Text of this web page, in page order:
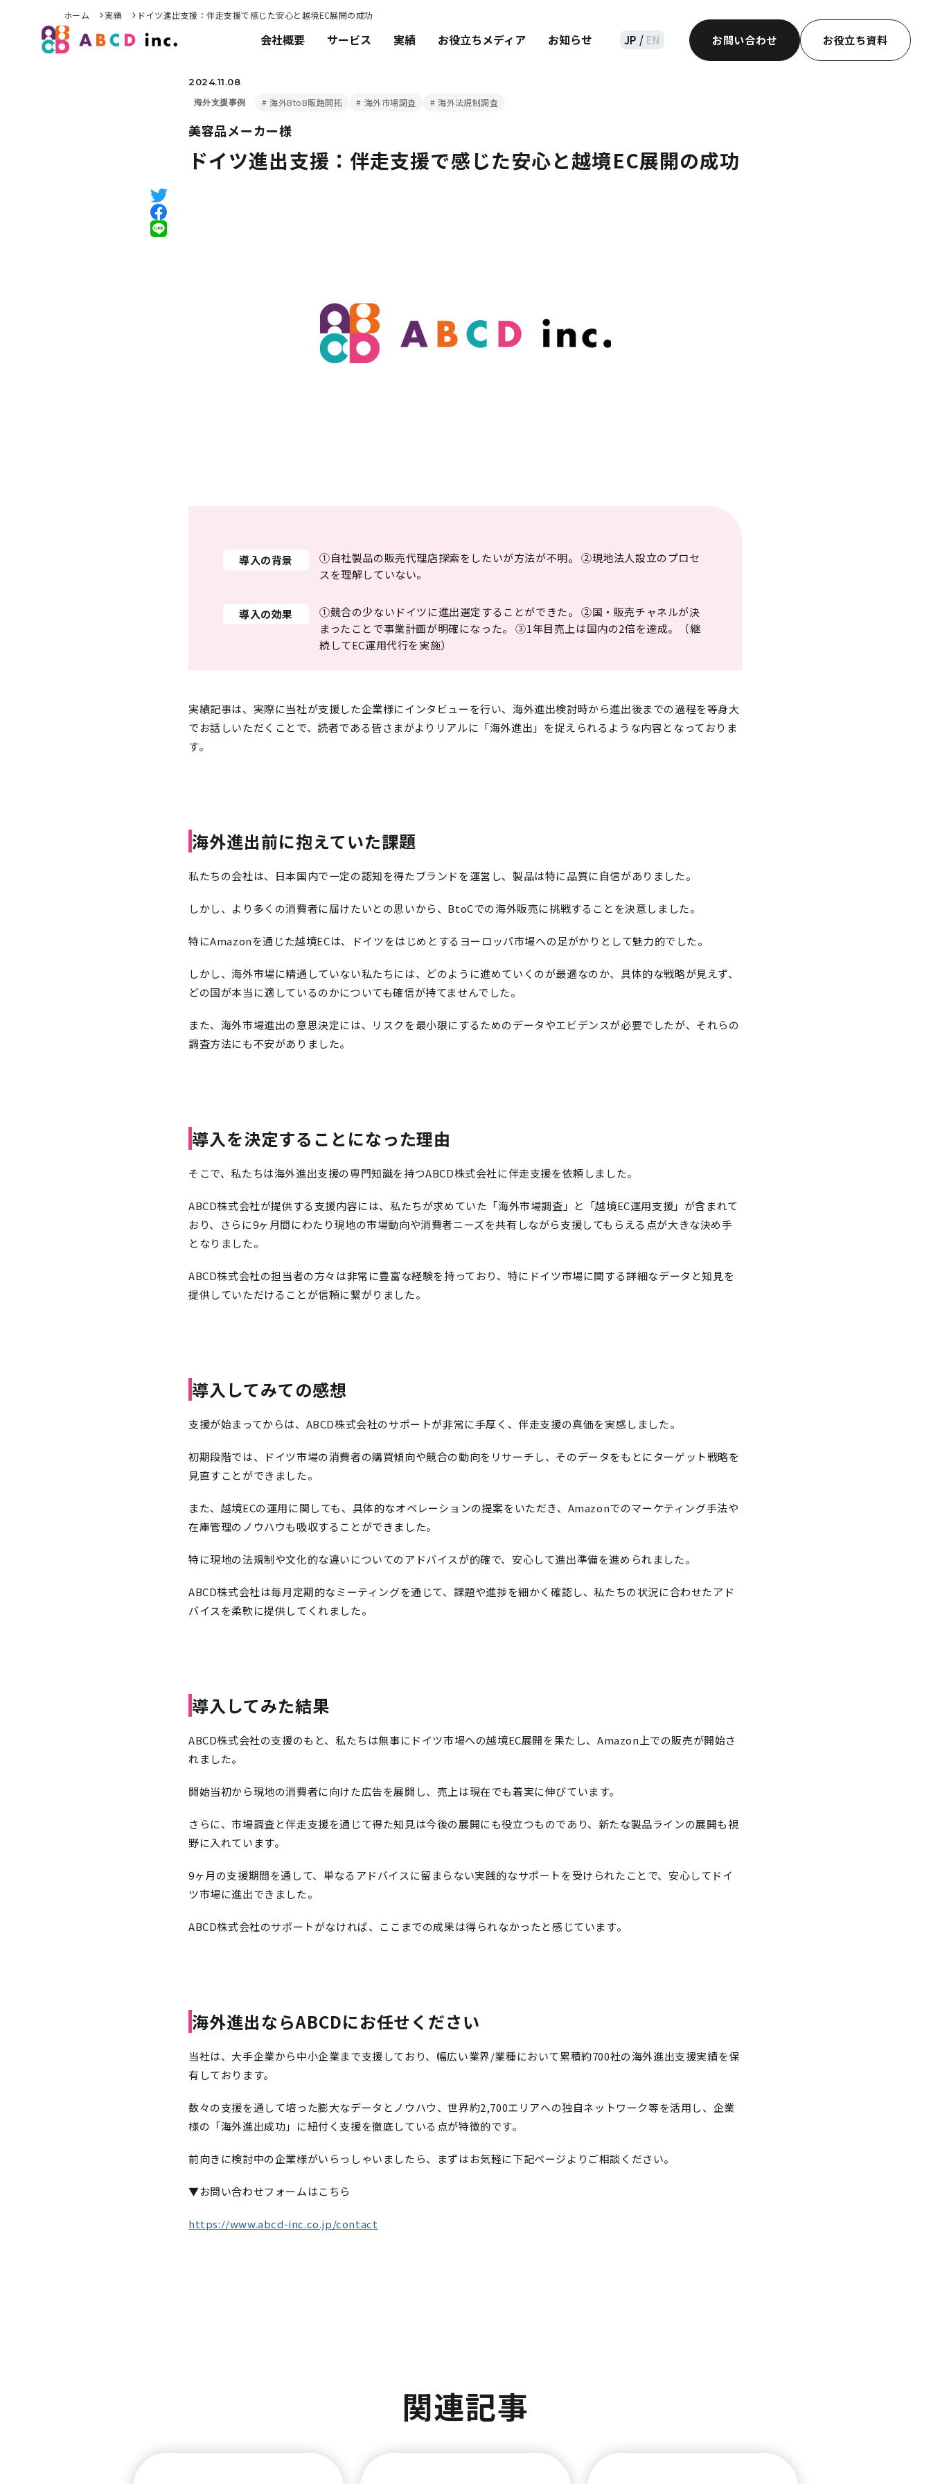
会社概要 サービス 実績 お役立ちメディア お知らせ JP / EN お問い合わせ お役立ち資料
ホーム 実績 ドイツ進出支援：伴走支援で感じた安心と越境EC展開の成功
2024.11.08
海外支援事例 海外BtoB販路開拓 海外市場調査 海外法規制調査
美容品メーカー様
ドイツ進出支援：伴走支援で感じた安心と越境EC展開の成功
導入の背景
①自社製品の販売代理店探索をしたいが方法が不明。 ②現地法人設立のプロセ
スを理解していない。
導入の効果
①競合の少ないドイツに進出選定することができた。 ②国・販売チャネルが決
まったことで事業計画が明確になった。 ③1年目売上は国内の2倍を達成。（継
続してEC運用代行を実施）
実績記事は、実際に当社が支援した企業様にインタビューを行い、海外進出検討時から進出後までの過程を等身大
でお話しいただくことで、読者である皆さまがよりリアルに「海外進出」を捉えられるような内容となっておりま
す。
海外進出前に抱えていた課題
私たちの会社は、日本国内で一定の認知を得たブランドを運営し、製品は特に品質に自信がありました。
しかし、より多くの消費者に届けたいとの思いから、BtoCでの海外販売に挑戦することを決意しました。
特にAmazonを通じた越境ECは、ドイツをはじめとするヨーロッパ市場への足がかりとして魅力的でした。
しかし、海外市場に精通していない私たちには、どのように進めていくのが最適なのか、具体的な戦略が見えず、
どの国が本当に適しているのかについても確信が持てませんでした。
また、海外市場進出の意思決定には、リスクを最小限にするためのデータやエビデンスが必要でしたが、それらの
調査方法にも不安がありました。
導入を決定することになった理由
そこで、私たちは海外進出支援の専門知識を持つABCD株式会社に伴走支援を依頼しました。
ABCD株式会社が提供する支援内容には、私たちが求めていた「海外市場調査」と「越境EC運用支援」が含まれて
おり、さらに9ヶ月間にわたり現地の市場動向や消費者ニーズを共有しながら支援してもらえる点が大きな決め手
となりました。
ABCD株式会社の担当者の方々は非常に豊富な経験を持っており、特にドイツ市場に関する詳細なデータと知見を
提供していただけることが信頼に繋がりました。
導入してみての感想
支援が始まってからは、ABCD株式会社のサポートが非常に手厚く、伴走支援の真価を実感しました。
初期段階では、ドイツ市場の消費者の購買傾向や競合の動向をリサーチし、そのデータをもとにターゲット戦略を
見直すことができました。
また、越境ECの運用に関しても、具体的なオペレーションの提案をいただき、Amazonでのマーケティング手法や
在庫管理のノウハウも吸収することができました。
特に現地の法規制や文化的な違いについてのアドバイスが的確で、安心して進出準備を進められました。
ABCD株式会社は毎月定期的なミーティングを通じて、課題や進捗を細かく確認し、私たちの状況に合わせたアド
バイスを柔軟に提供してくれました。
導入してみた結果
ABCD株式会社の支援のもと、私たちは無事にドイツ市場への越境EC展開を果たし、Amazon上での販売が開始さ
れました。
開始当初から現地の消費者に向けた広告を展開し、売上は現在でも着実に伸びています。
さらに、市場調査と伴走支援を通じて得た知見は今後の展開にも役立つものであり、新たな製品ラインの展開も視
野に入れています。
9ヶ月の支援期間を通して、単なるアドバイスに留まらない実践的なサポートを受けられたことで、安心してドイ
ツ市場に進出できました。
ABCD株式会社のサポートがなければ、ここまでの成果は得られなかったと感じています。
海外進出ならABCDにお任せください
当社は、大手企業から中小企業まで支援しており、幅広い業界/業種において累積約700社の海外進出支援実績を保
有しております。
数々の支援を通して培った膨大なデータとノウハウ、世界約2,700エリアへの独自ネットワーク等を活用し、企業
様の「海外進出成功」に紐付く支援を徹底している点が特徴的です。
前向きに検討中の企業様がいらっしゃいましたら、まずはお気軽に下記ページよりご相談ください。
▼お問い合わせフォームはこちら
https://www.abcd-inc.co.jp/contact
関連記事